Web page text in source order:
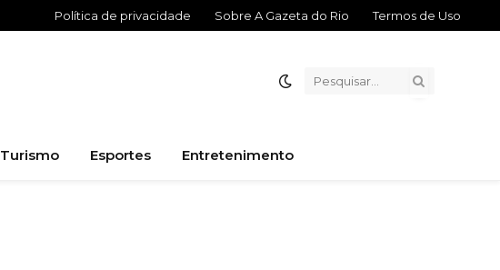
Política de privacidade Sobre A Gazeta do Rio Termos de Uso
Turismo Esportes Entretenimento